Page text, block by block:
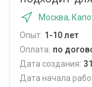
Москва,
Опыт: 1-10 лет
Оплата: по
Дата создания:
Дата начала